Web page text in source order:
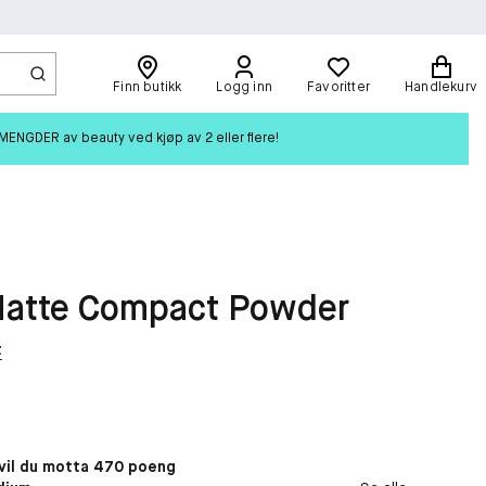
Finn butikk Logg inn Favoritter Handlekurv
av beauty ved kjøp av 2 eller flere!
Compact Powder
du motta 470 poeng